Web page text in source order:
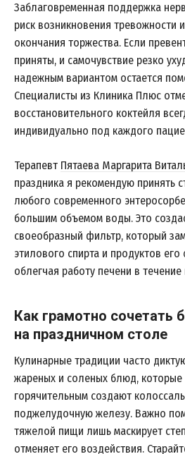
Заблаговременная поддержка
риск возникновения тревожности
окончания торжества. Если
приняты, и самочувствие резко
надежным вариантом остается
Специалисты из Клиника Плюс
восстановительного коктейля
индивидуально под каждого
Терапевт Пятаева Маргарита
праздника я рекомендую принять
любого современного
большим объемом воды. Это
своеобразный фильтр, который
этилового спирта и продуктов
облегчая работу печени в течение
Как грамотно сочетать
на праздничном столе
Кулинарные традиции часто
жареных и соленых блюд, которые
горячительным создают
поджелудочную железу. Важно
тяжелой пищи лишь маскирует
отменяет его воздействия.